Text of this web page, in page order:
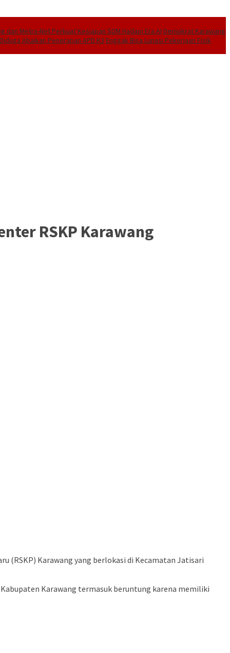
dan Metra-Net Perkuat Kesiapan SDM Hadapi Era AI Demokrat Karawang
Abaikan Penerapan APD K3 Enggak Bisa Lunasi Pekerjaan Fisik
RSKP Karawang
(RSKP) Karawang yang berlokasi di Kecamatan Jatisari
Kabupaten Karawang termasuk beruntung karena memiliki